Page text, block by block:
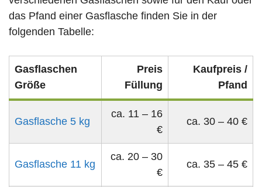
das Pfand einer Gasflasche finden Sie in der
folgenden Tabelle:
Gasflaschen
Größe
Preis
Füllung
Kaufpreis /
Pfand
Gasflasche 5 kg
ca. 11 – 16
€
ca. 30 – 40 €
Gasflasche 11 kg
ca. 20 – 30
€
ca. 35 – 45 €